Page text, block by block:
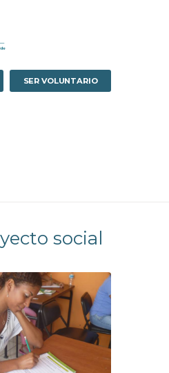
SER VOLUNTARIO
social